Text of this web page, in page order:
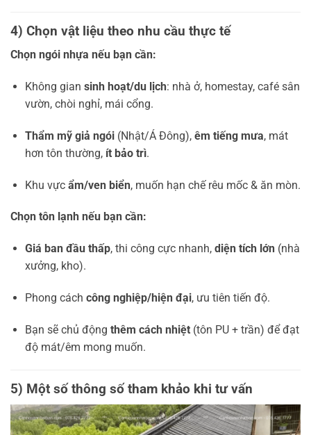
4) Chọn vật liệu theo nhu cầu thực tế
Chọn ngói nhựa nếu bạn cần:
Không gian sinh hoạt/du lịch: nhà ở, homestay, café sân
vườn, chòi nghỉ, mái cổng.
Thẩm mỹ giả ngói(Nhật/Á Đông), êm tiếng mưa, mát
hơn tôn thường, ít bảo trì.
Khu vực ẩm/ven biển, muốn hạn chế rêu mốc & ăn mòn.
Chọn tôn lạnh nếu bạn cần:
Giá ban đầu thấp, thi công cực nhanh, diện tích lớn(nhà
xưởng, kho).
Phong cách công nghiệp/hiện đại, ưu tiên tiến độ.
Bạn sẽ chủ động thêm cách nhiệt(tôn PU + trần) để đạt
độ mát/êm mong muốn.
5) Một số thông số tham khảo khi tư vấn